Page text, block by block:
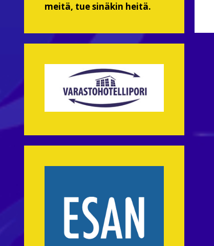
meitä, tue sinäkin heitä.